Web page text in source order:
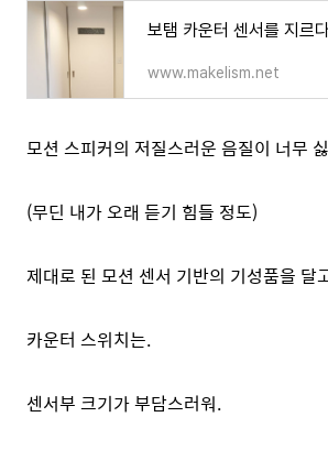
보탬 카운터 센서를 지르
www.makelism.net
모션 스피커의 저질스러운 음질이 너무
(무딘 내가 오래 듣기 힘들 정도)
제대로 된 모션 센서 기반의 기성품을 달
카운터 스위치는.
센서부 크기가 부담스러워.